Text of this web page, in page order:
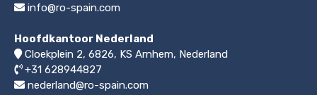
info@ro-spain.com
Hoofdkantoor Nederland
Cloekplein 2, 6826, KS Arnhem, Nederland
+31 628944827
nederland@ro-spain.com